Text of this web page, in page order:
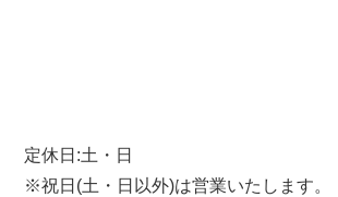
定休日:土・日
※祝日(土・日以外)は営業いたします。